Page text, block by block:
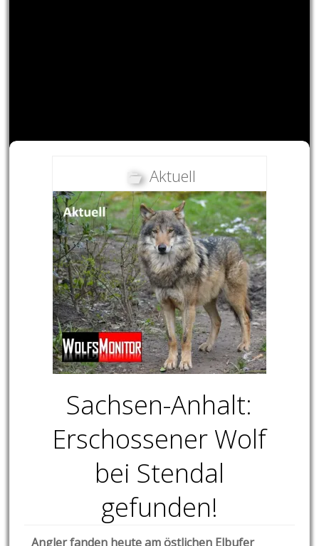
Aktuell
Sachsen-Anhalt:
Erschossener Wolf
bei Stendal
gefunden!
Angler fanden heute am östlichen Elbufer